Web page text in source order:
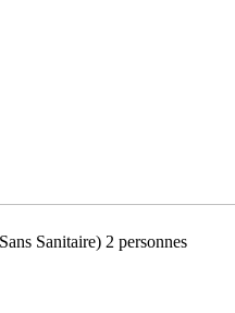
Sanitaire) 2 personnes